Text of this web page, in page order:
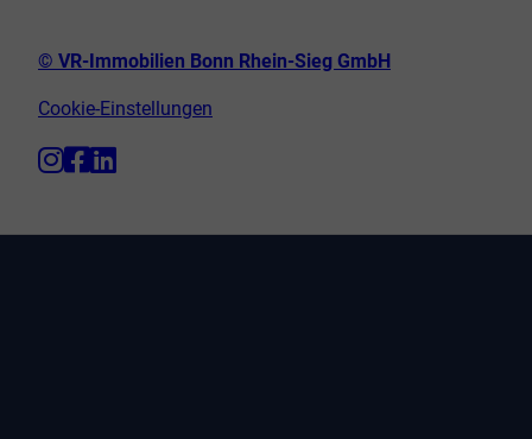
© VR-Immobilien Bonn Rhein-Sieg GmbH
Cookie-Einstellungen